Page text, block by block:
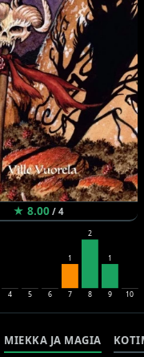
★ 8.00/ 4
4 5 6
1
7
2
8
1
9 10
MIEKKA JA MAGIA